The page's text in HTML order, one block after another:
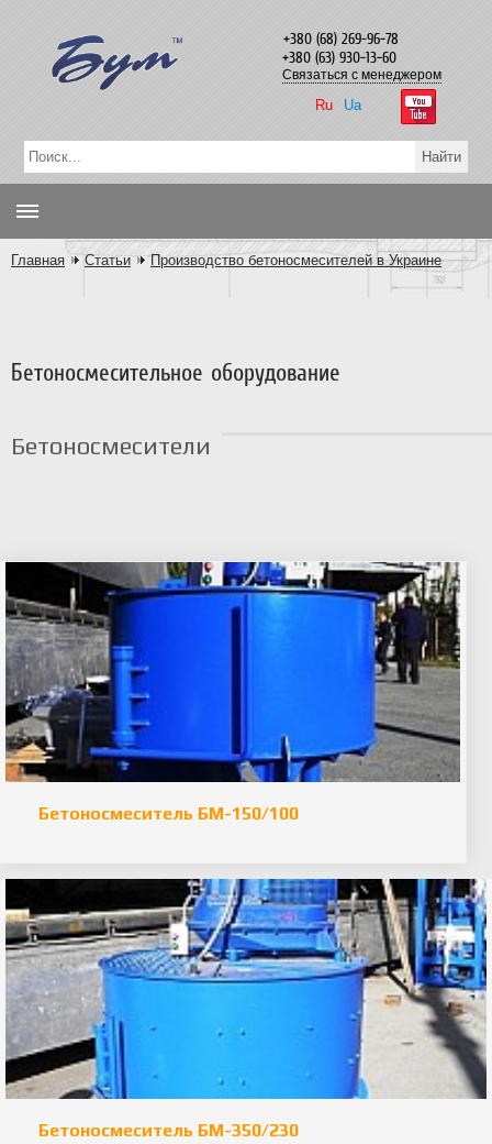
Ru Ua
+380 (68) 269-96-78
+380 (63) 930-13-60
Связаться с менеджером
Главная Статьи Производство бетоносмесителей в Украине
Бетоносмесительное оборудование
Бетоносмесители
Бетоносмеситель БМ-150/100
Бетоносмеситель БМ-350/230